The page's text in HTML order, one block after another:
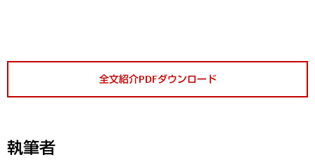
全文紹介PDFダウンロード
執筆者